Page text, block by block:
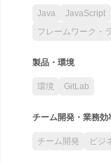
Java JavaScript
フレームワーク・
製品・環境
環境 GitLab
チーム開発・業務効
チーム開発 ビジ